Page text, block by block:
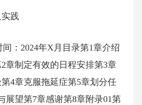
践
：2024年X月目录第1章介绍
章制定有效的日程安排第3章
4章克服拖延症第5章划分任
展望第7章感谢第8章附录01第